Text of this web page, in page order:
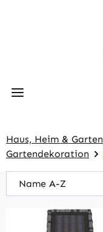
Haus, Heim & Garten
Gartendekoration